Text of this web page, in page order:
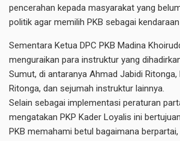
pencerahan kepada masyarakat yang
politik agar memilih PKB sebagai
Sementara Ketua DPC PKB Madina
menguraikan para instruktur yang
Sumut, di antaranya Ahmad Jabidi Ritonga,
Ritonga, dan sejumah instruktur lainnya.
Selain sebagai implementasi peraturan
mengatakan PKP Kader Loyalis ini
PKB memahami betul bagaimana